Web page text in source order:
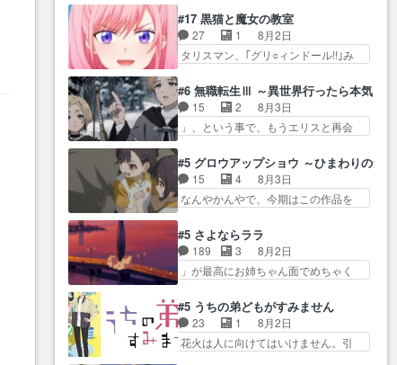
の関係… 確かに相手にも家族や
大切な人はいるけど、… 白シャ
ツが作業着みたいなもんなんですか
ね…
じ… 佐々木がガラケーからスマ
ホに変えるって、… もうドラマ
版孤独のグルメファンコンテン
佐々木さんの優しさ… 先行で見
た時より2人のやり取りに癒しを
感… ABEMA版の7〜8話佐々木が
実年齢以上…
った世界。どんな女… そうか、
こんな風に見えてるのかぁ。かけ
る… 完全な両片思いになりまし
たねぇ…OPとE… 余計な物は描
ん… 光も感じない完全な盲目な
んやね…おめかし… 母役に能登
さんって禁じ手使ってきたー！
て良かった本当… 股に海豚を挟
み水上バスでの会話を反芻…
恋… OPEDとも無人バージョンか
ら主人公２人…
#17 黒猫と魔女の教室
27 1
8月2日
タリスマン、｢グリ○ィンドール!!｣み
で力を合わせて倒… アリアはホ
ントスピカが大好きだよね。ツ
ン… 一等級ポテンシャルのアリ
アちゃん可愛くて… そういや、
… とうとうアリアと直接競う場
がきたこれまで… 毎度ながらの
スピカの顔面芸推しのハナち
味ダダ漏れで好き… 期末試験が
始まろうとしておりスピカは対
策… 能力鑑定胸像タリスマン氏
容姿も評価してし…
#6 無職転生Ⅲ ～異世界行ったら本気だ
15 2
8月3日
」、という事で、もうエリスと再会
てルーデウスの成長が確… 人間
関係の清算が粛々と進められている
サラ… サラとの関係に対して完
全に「昔の女」とし… ルーシー
微… サラとは会ってほしいちゃ
んとした別れ方し… サラは未練0
だと言っていたけど人の気持
モヤする別れ方だ… 役で出演さ
せていただきました！よろしく
お… 毎クールメインヒロインを
好きになっちゃう…
#5 グロウアップショウ ～ひまわりのサ
15 4
8月3日
なんやかんやで、今期はこの作品を
減らない(^_^;サ… 葵ちゃん可愛
すぎるな楠木ともりちゃんの
ね… デフォルメされた表情が特
に多かったのが印… 葵＆茜の回
ひ… 互いが互いのことを想って
いるのにすれ違っ… 第５話をｄ
アニメストアで視聴しました。
#5 さよならララ
189 3
8月2日
」が最高にお姉ちゃん面でめちゃく
ラスの弁償は求められた… 逡巡
を振り切ってみんなに謝ったララの
思い… 仕事に馴染めない辺り観
ていて苦しいところ… ララちゃ
#5 うちの弟どもがすみません
23 1
8月2日
花火は人に向けてはいけません。引